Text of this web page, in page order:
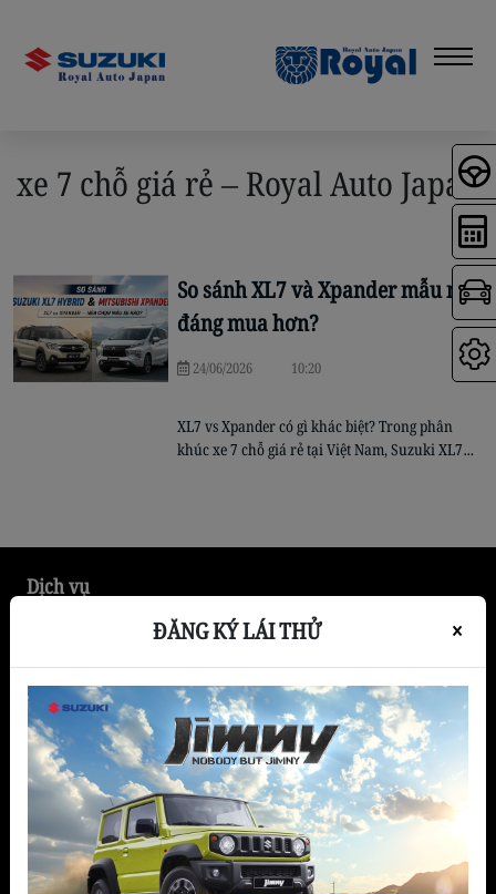
xe 7 chỗ giá rẻ – Royal Auto Japan
So sánh XL7 và Xpander mẫu nào
đáng mua hơn?
24/06/2026 10:20
XL7 vs Xpander có gì khác biệt? Trong phân
khúc xe 7 chỗ giá rẻ tại Việt Nam, Suzuki XL7
Dịch vụ
Bảo Hành
Đóng thùng xe tải
Bảo dưỡng nhanh
Dịch vụ chăm sóc xe
Bảo dưỡng định kỳ
Dịch vụ sửa chữa
Sản phẩm
ĐĂNG KÝ LÁI THỬ ×